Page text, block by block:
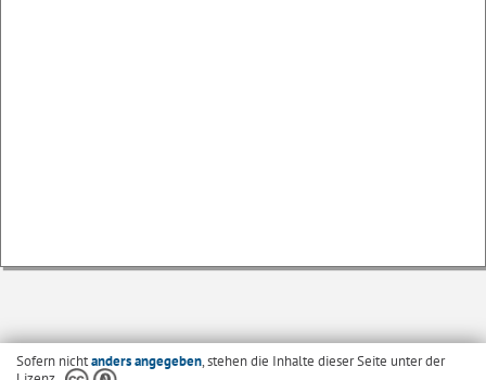
Sofern nichtanders angegeben, stehen die Inhalte dieser Seite unter der